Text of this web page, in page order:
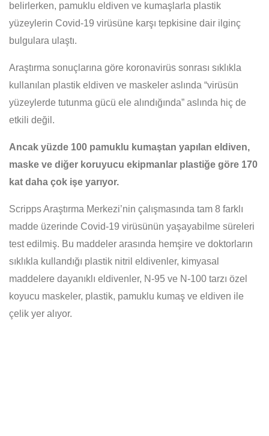
belirlerken, pamuklu eldiven ve kumaşlarla plastik
yüzeylerin Covid-19 virüsüne karşı tepkisine dair ilginç
bulgulara ulaştı.
Araştırma sonuçlarına göre koronavirüs sonrası sıklıkla
kullanılan plastik eldiven ve maskeler aslında “virüsün
yüzeylerde tutunma gücü ele alındığında” aslında hiç de
etkili değil.
Ancak yüzde 100 pamuklu kumaştan yapılan eldiven,
maske ve diğer koruyucu ekipmanlar plastiğe göre 170
kat daha çok işe yarıyor.
Scripps Araştırma Merkezi’nin çalışmasında tam 8 farklı
madde üzerinde Covid-19 virüsünün yaşayabilme süreleri
test edilmiş. Bu maddeler arasında hemşire ve doktorların
sıklıkla kullandığı plastik nitril eldivenler, kimyasal
maddelere dayanıklı eldivenler, N-95 ve N-100 tarzı özel
koyucu maskeler, plastik, pamuklu kumaş ve eldiven ile
çelik yer alıyor.